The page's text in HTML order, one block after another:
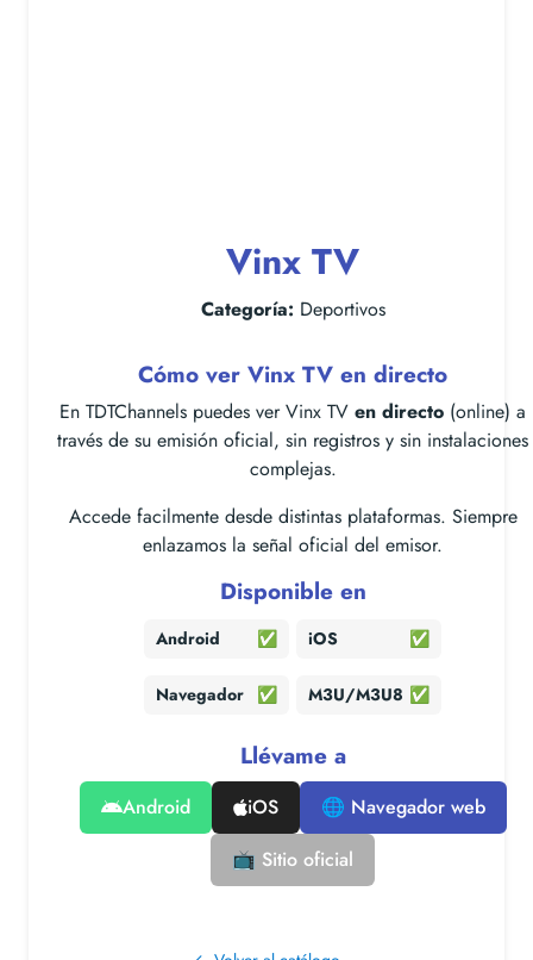
Vinx TV
Categoría: Deportivos
Cómo ver Vinx TV en directo
En TDTChannels puedes ver Vinx TV en directo (online) a
través de su emisión oficial, sin registros y sin instalaciones
complejas.
Accede facilmente desde distintas plataformas. Siempre
enlazamos la señal oficial del emisor.
Disponible en
Android ✅ iOS ✅
Navegador ✅ M3U/M3U8 ✅
Llévame a
Android iOS
🌐 Navegador web
📺 Sitio oficial